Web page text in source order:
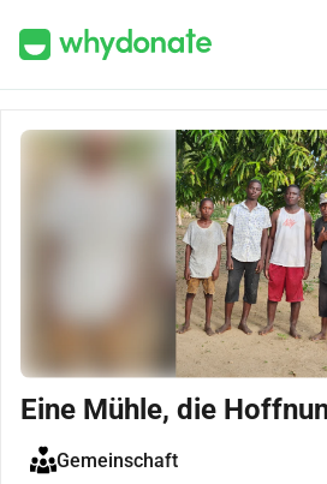
Eine Mühle, die
Gemeinschaft